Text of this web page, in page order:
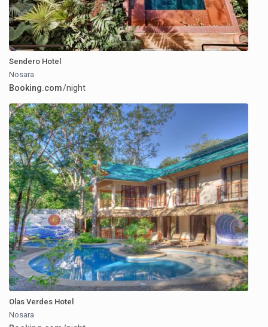
Sendero Hotel
Nosara
Booking.com/night
Olas Verdes Hotel
Nosara